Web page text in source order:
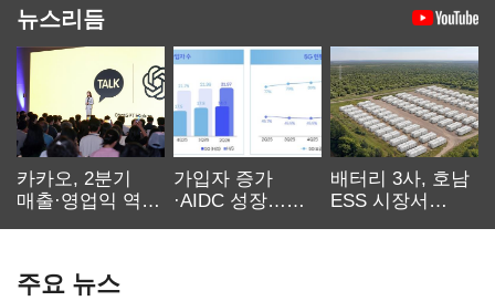
뉴스리듬
카카오, 2분기
매출·영업익 역대
가입자 증가
·AIDC 성장…
배터리 3사, 호남
ESS 시장서
주요 뉴스